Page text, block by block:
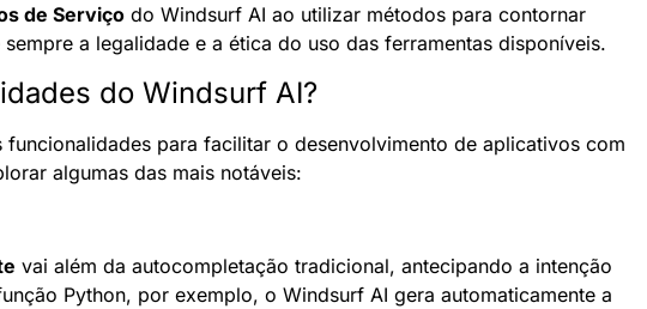
de Serviço do Windsurf AI ao utilizar métodos para contornar
a legalidade e a ética do uso das ferramentas disponíveis.
do Windsurf AI?
funcionalidades para facilitar o desenvolvimento de aplicativos com
algumas das mais notáveis:
vai além da autocompletação tradicional, antecipando a intenção
Python, por exemplo, o Windsurf AI gera automaticamente a